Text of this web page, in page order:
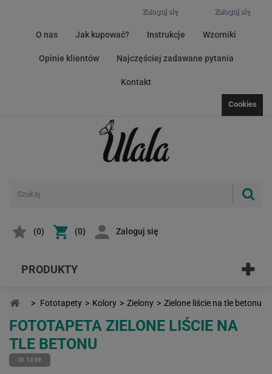
Zaloguj się
Zaloguj się
O nas Jak kupować? Instrukcje Wzorniki
Opinie klientów Najczęściej zadawane pytania
Kontakt
Cookies
(0) (0) Zaloguj się
PRODUKTY
> Fototapety > Kolory > Zielony > Zielone liście na tle betonu
FOTOTAPETA ZIELONE LIŚCIE NA
TLE BETONU
ID 1339